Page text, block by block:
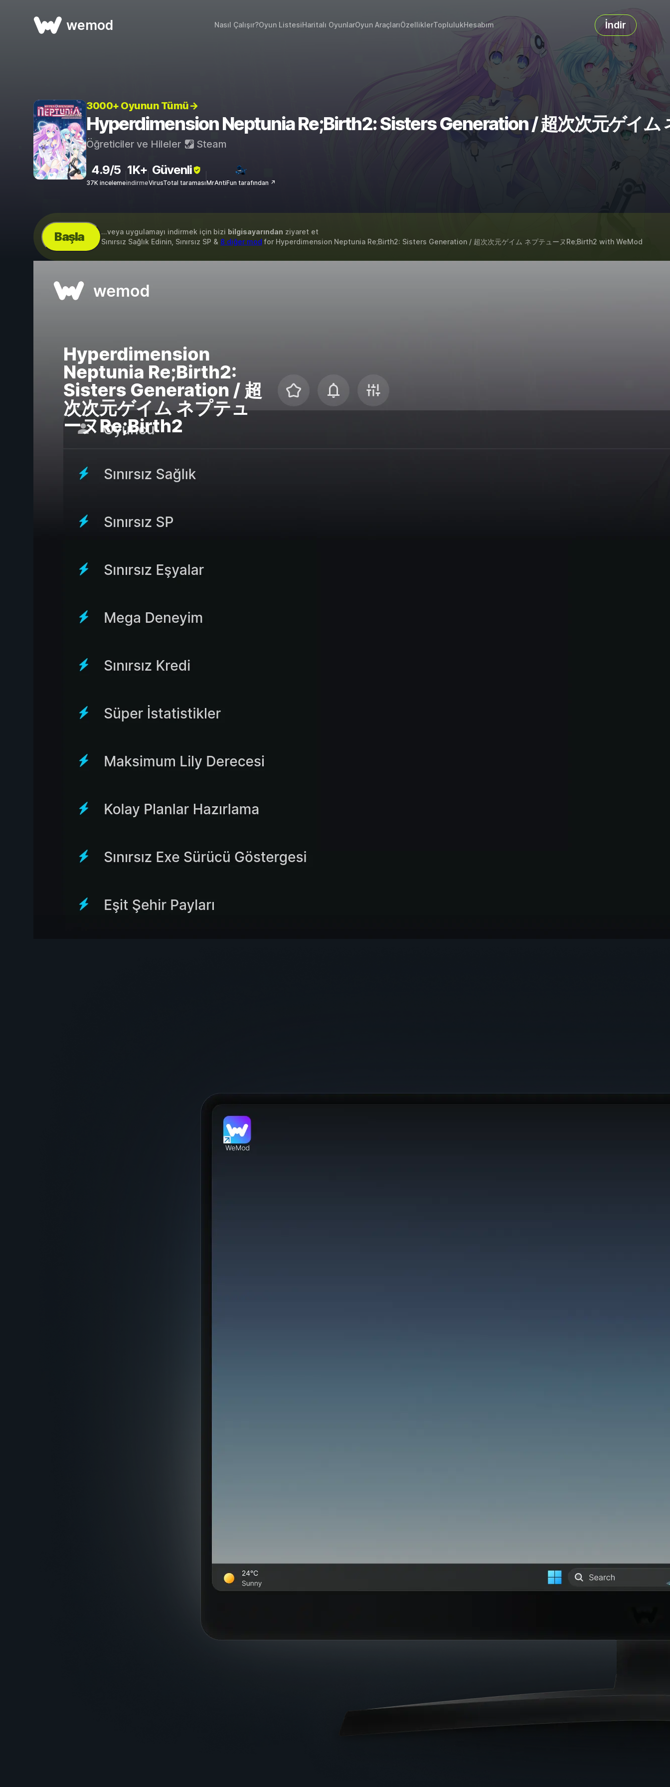
wemod Nasıl Çalışır?Oyun ListesiHaritalı OyunlarOyun AraçlarıÖzelliklerToplulukHesabım İndir
3000+ Oyunun Tümü→
Hyperdimension Neptunia Re;Birth2: Sisters Generation / 超次次元ゲイ
Öğreticiler ve Hileler Steam
4.9/5
37K inceleme
1K+
indirme
Güvenli
VirusTotal taramasıMrAntiFun tarafından ↗
Başla ...veya uygulamayı indirmek için bizi bilgisayarından ziyaret et
Sınırsız Sağlık Edinin, Sınırsız SP & 8 diğer mod for Hyperdimension Neptunia Re;Birth2: Sisters Generation / 超次次元ゲイム ネプテューヌRe;Birth2 with WeMod